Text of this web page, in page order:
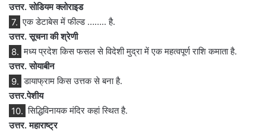
उत्तर. सोडियम क्लोराइड
7. एक डेटाबेस में फील्ड …….. है.
उत्तर. सूचना की श्रेणी
8. मध्य प्रदेश किस फसल से विदेशी मुद्रा में एक महत्वपूर्ण राशि कमाता है.
उत्तर. सोयाबीन
9. डायाफ्राम किस उत्तक से बना है.
उत्तर.पेशीय
10. सिद्धिविनायक मंदिर कहां स्थित है.
उत्तर. महाराष्ट्र